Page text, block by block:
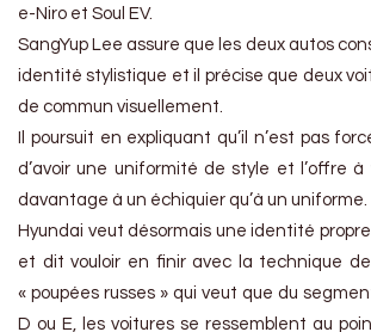
e-Niro et Soul EV.
SangYup Lee assure que les deux autos
identité stylistique et il précise que deux
de commun visuellement.
Il poursuit en expliquant qu’il n’est pas
d’avoir une uniformité de style et l’offre à
davantage à un échiquier qu’à un uniforme.
Hyundai veut désormais une identité
et dit vouloir en finir avec la technique
« poupées russes » qui veut que du
D ou E, les voitures se ressemblent au